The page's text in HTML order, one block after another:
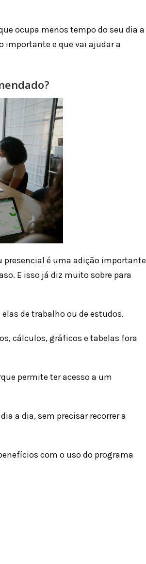
ocupa menos tempo do seu dia a
importante e que vai ajudar a
presencial é uma adição importante
E isso já diz muito sobre para
de trabalho ou de estudos.
cálculos, gráficos e tabelas fora
permite ter acesso a um
a dia, sem precisar recorrer a
com o uso do programa